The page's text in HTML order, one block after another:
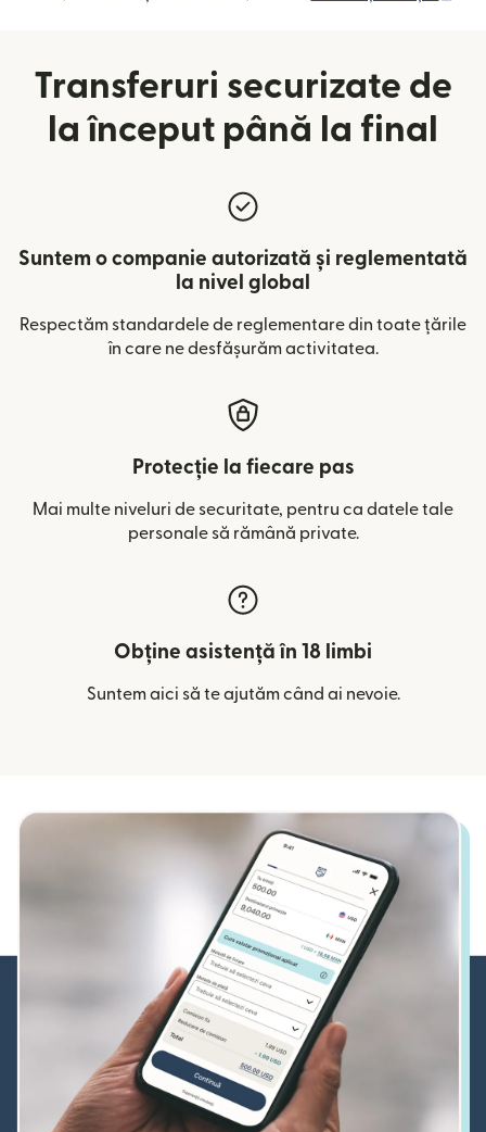
Transferuri securizate de
la început până la final
Suntem o companie autorizată și reglementată
la nivel global
Respectăm standardele de reglementare din toate țările
în care ne desfășurăm activitatea.
Protecție la fiecare pas
Mai multe niveluri de securitate, pentru ca datele tale
personale să rămână private.
Obține asistență în 18 limbi
Suntem aici să te ajutăm când ai nevoie.